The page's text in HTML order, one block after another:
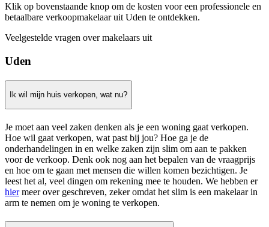
Klik op bovenstaande knop om de kosten voor een professionele en
betaalbare verkoopmakelaar uit Uden te ontdekken.
Veelgestelde vragen over makelaars uit
Uden
Ik wil mijn huis verkopen, wat nu?
Je moet aan veel zaken denken als je een woning gaat verkopen.
Hoe wil gaat verkopen, wat past bij jou? Hoe ga je de
onderhandelingen in en welke zaken zijn slim om aan te pakken
voor de verkoop. Denk ook nog aan het bepalen van de vraagprijs
en hoe om te gaan met mensen die willen komen bezichtigen. Je
leest het al, veel dingen om rekening mee te houden. We hebben er
hiermeer over geschreven, zeker omdat het slim is een makelaar in
arm te nemen om je woning te verkopen.